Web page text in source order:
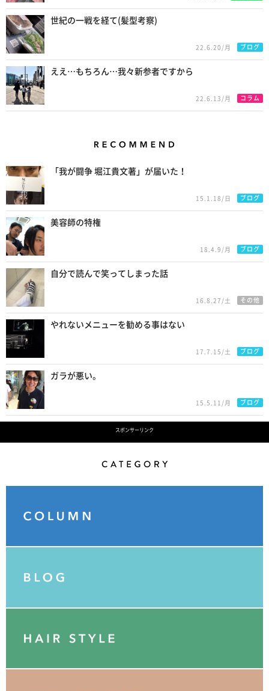
世紀の一戦を経て(髪型考察)
22.6.20/月 ブログ
ええ…もちろん…我々新参者ですから
22.6.13/月 コラム
「我が闘争 堀江貴文著」が届いた！
15.1.18/日 ブログ
美容師の特権
18.4.9/月 ブログ
自分で読んで笑ってしまった話
16.8.27/土 その他
やれないメニューを勧める事はない
17.7.15/土 ブログ
ガラが悪い。
15.5.11/月 ブログ
スポンサーリンク